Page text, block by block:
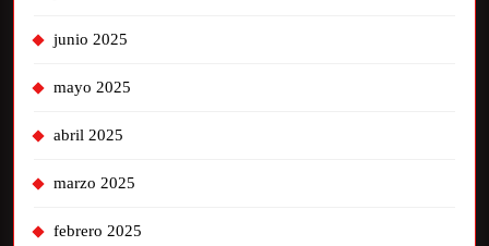
junio 2025
mayo 2025
abril 2025
marzo 2025
febrero 2025